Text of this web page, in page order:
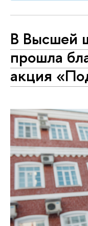
В Высшей
прошла
акция